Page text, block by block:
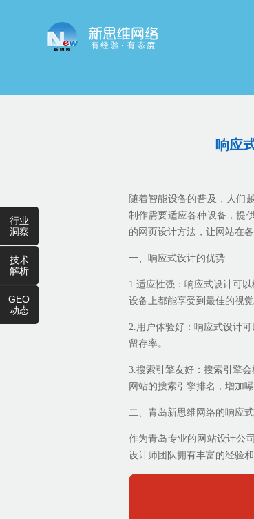
响应
随着智能设备的普及，人们
制作需要适应各种设备，提
的网页设计方法，让网站在
一、响应式设计的优势
1.适应性强：响应式设计可
设备上都能享受到最佳的视觉
2.用户体验好：响应式设计
留存率。
3.搜索引擎友好：搜索引擎
网站的搜索引擎排名，增加曝
二、青岛新思维网络的响应
作为青岛专业的网站设计公
设计师团队拥有丰富的经验
行业
洞察
技术
解析
GEO
动态